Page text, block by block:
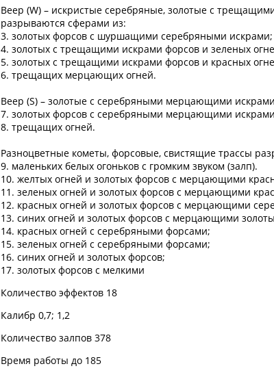
Веер (W) – искристые серебряные, золотые с
разрываются сферами из:
3. золотых форсов с шуршащими серебряными искрами;
4. золотых с трещащими искрами форсов и зеленых
5. золотых с трещащими искрами форсов и красных
6. трещащих мерцающих огней.
Веер (S) – золотые с серебряными мерцающими
7. золотых форсов с серебряными мерцающими
8. трещащих огней.
Разноцветные кометы, форсовые, свистящие трассы
9. маленьких белых огоньков с громким звуком (залп).
10. желтых огней и золотых форсов с мерцающими
11. зеленых огней и золотых форсов с мерцающими
12. красных огней и золотых форсов с мерцающими
13. синих огней и золотых форсов с мерцающими
14. красных огней с серебряными форсами;
15. зеленых огней с серебряными форсами;
16. синих огней и золотых форсов;
17. золотых форсов с мелкими
Количество эффектов 18
Калибр 0,7; 1,2
Количество залпов 378
Время работы до 185